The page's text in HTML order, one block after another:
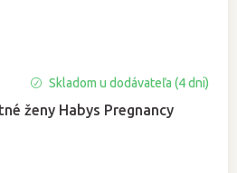
ženy Habys Pregnancy
Skladom u dodávateľa (4 dni)